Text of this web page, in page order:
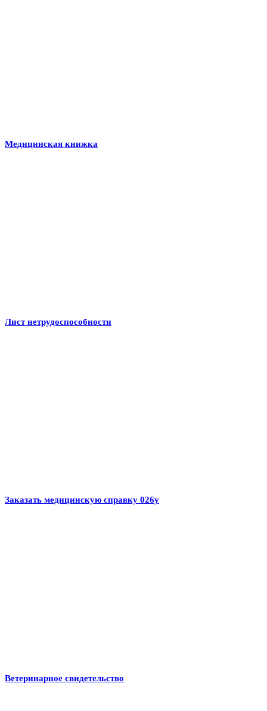
Медицинская книжка
Лист нетрудоспособности
Заказать медицинскую справку 026у
Ветеринарное свидетельство